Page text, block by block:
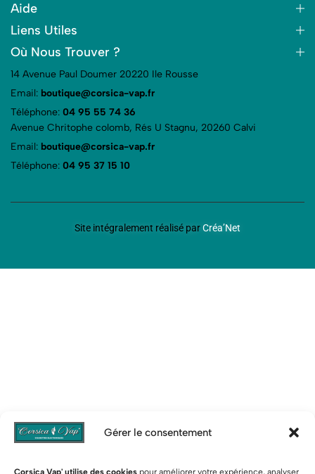
Gérer le consentement
Corsica Vap' utilise des cookies pour améliorer votre expérience, analyser
Aide
Liens Utiles
Où Nous Trouver ?
14 Avenue Paul Doumer 20220 Ile Rousse
Email: boutique@corsica-vap.fr
Téléphone: 04 95 55 74 36
Avenue Chritophe colomb, Rés U Stagnu, 20260 Calvi
Email: boutique@corsica-vap.fr
Téléphone: 04 95 37 15 10
Site intégralement réalisé parCréa’Net